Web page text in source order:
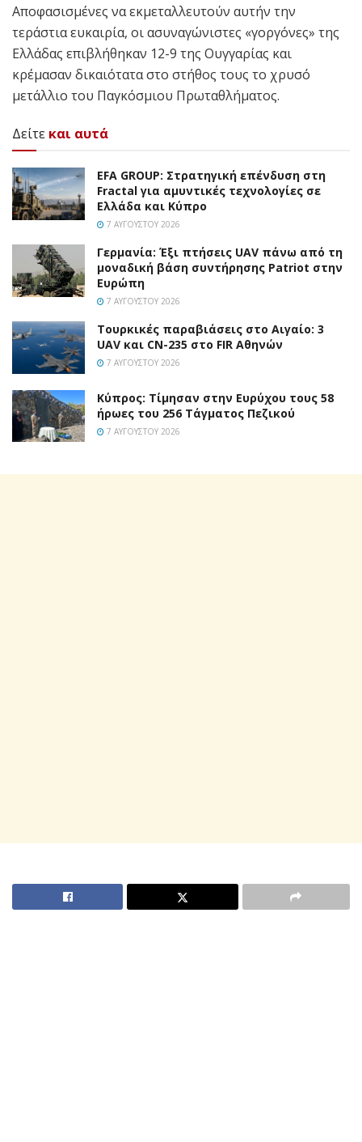
Αποφασισμένες να εκμεταλλευτούν αυτήν την
τεράστια ευκαιρία, οι ασυναγώνιστες «γοργόνες» της
Ελλάδας επιβλήθηκαν 12-9 της Ουγγαρίας και
κρέμασαν δικαιότατα στο στήθος τους το χρυσό
μετάλλιο του Παγκόσμιου Πρωταθλήματος.
Δείτε και αυτά
EFA GROUP: Στρατηγική επένδυση στη
Fractal για αμυντικές τεχνολογίες σε
Ελλάδα και Κύπρο
7 ΑΥΓΟΎΣΤΟΥ 2026
Γερμανία: Έξι πτήσεις UAV πάνω από τη
μοναδική βάση συντήρησης Patriot στην
Ευρώπη
7 ΑΥΓΟΎΣΤΟΥ 2026
Τουρκικές παραβιάσεις στο Αιγαίο: 3
UAV και CN-235 στο FIR Αθηνών
7 ΑΥΓΟΎΣΤΟΥ 2026
Κύπρος: Τίμησαν στην Ευρύχου τους 58
ήρωες του 256 Τάγματος Πεζικού
7 ΑΥΓΟΎΣΤΟΥ 2026